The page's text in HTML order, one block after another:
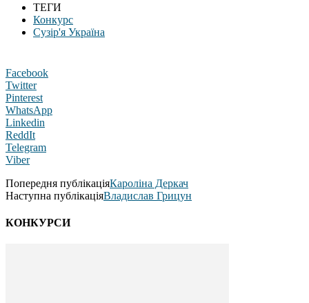
ТЕГИ
Конкурс
Сузір'я Україна
Facebook
Twitter
Pinterest
WhatsApp
Linkedin
ReddIt
Telegram
Viber
Попередня публікаціяКароліна Деркач
Наступна публікаціяВладислав Грицун
КОНКУРСИ